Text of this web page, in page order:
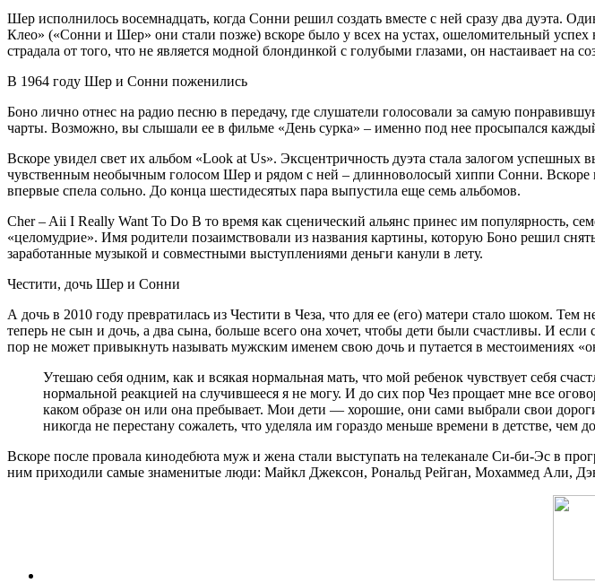
Шер исполнилось восемнадцать, когда Сонни решил создать вместе с ней сразу два дуэта.
Клео» («Сонни и Шер» они стали позже) вскоре было у всех на устах, ошеломительный
страдала от того, что не является модной блондинкой с голубыми глазами, он настаивает на
В 1964 году Шер и Сонни поженились
Боно лично отнес на радио песню в передачу, где слушатели голосовали за самую
чарты. Возможно, вы слышали ее в фильме «День сурка» – именно под нее просыпался
Вскоре увидел свет их альбом «Look at Us». Эксцентричность дуэта стала залогом
чувственным необычным голосом Шер и рядом с ней – длинноволосый хиппи Сонни.
впервые спела сольно. До конца шестидесятых пара выпустила еще семь альбомов.
Cher – Aii I Really Want To Do В то время как сценический альянс принес им популярность,
«целомудрие». Имя родители позаимствовали из названия картины, которую Боно решил
заработанные музыкой и совместными выступлениями деньги канули в лету.
Честити, дочь Шер и Сонни
А дочь в 2010 году превратилась из Честити в Чеза, что для ее (его) матери стало шоком.
теперь не сын и дочь, а два сына, больше всего она хочет, чтобы дети были счастливы. И
пор не может привыкнуть называть мужским именем свою дочь и путается в местоимениях
Утешаю себя одним, как и всякая нормальная мать, что мой ребенок чувствует себя
нормальной реакцией на случившееся я не могу. И до сих пор Чез прощает мне все
каком образе он или она пребывает. Мои дети — хорошие, они сами выбрали свои
никогда не перестану сожалеть, что уделяла им гораздо меньше времени в детстве, чем
Вскоре после провала кинодебюта муж и жена стали выступать на телеканале Си-би-Эс в
ним приходили самые знаменитые люди: Майкл Джексон, Рональд Рейган, Мохаммед Али,